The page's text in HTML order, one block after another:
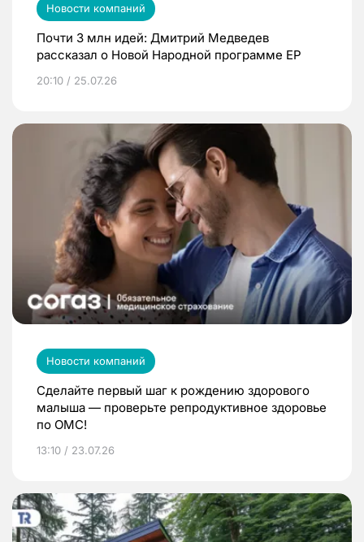
Новости компаний
Почти 3 млн идей: Дмитрий Медведев
рассказал о Новой Народной программе ЕР
20:10 / 25.07.26
Новости компаний
Сделайте первый шаг к рождению здорового
малыша — проверьте репродуктивное здоровье
по ОМС!
13:10 / 23.07.26